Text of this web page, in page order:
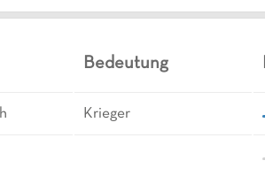
Bedeutung
Krieger